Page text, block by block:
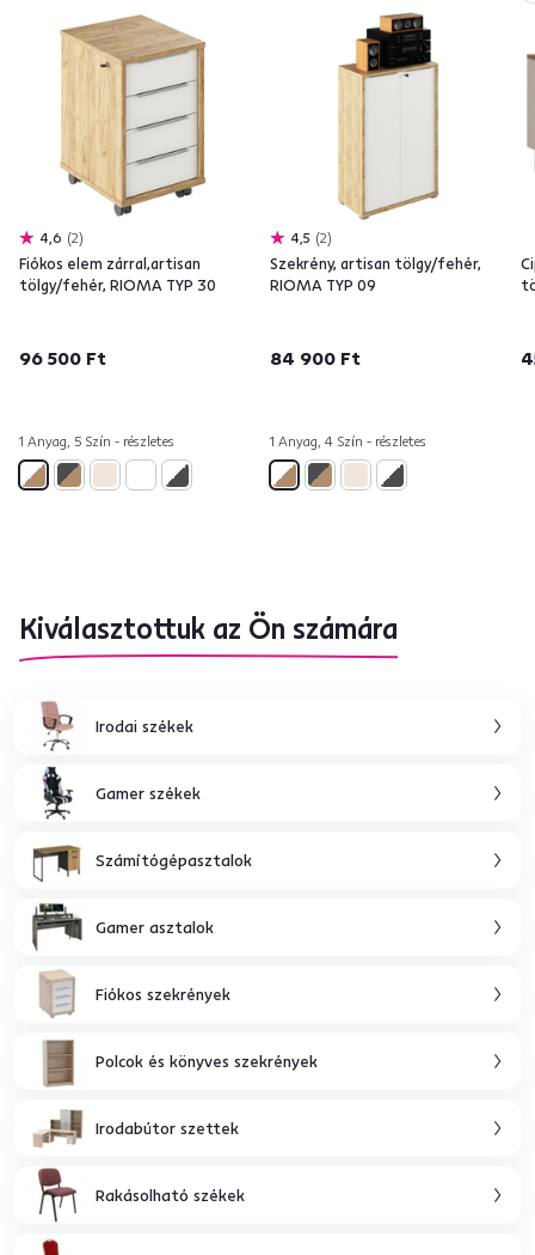
4,6 2
Fiókos elem zárral,artisan
tölgy/fehér, RIOMA TYP 30
96 500 Ft
1 Anyag, 5 Szín - részletes
4,5 2
Szekrény, artisan tölgy/fehér,
RIOMA TYP 09
84 900 Ft
1 Anyag, 4 Szín - részletes
Kiválasztottuk az Ön számára
Irodai székek
Gamer székek
Számítógépasztalok
Gamer asztalok
Fiókos szekrények
Polcok és könyves szekrények
Irodabútor szettek
Rakásolható székek